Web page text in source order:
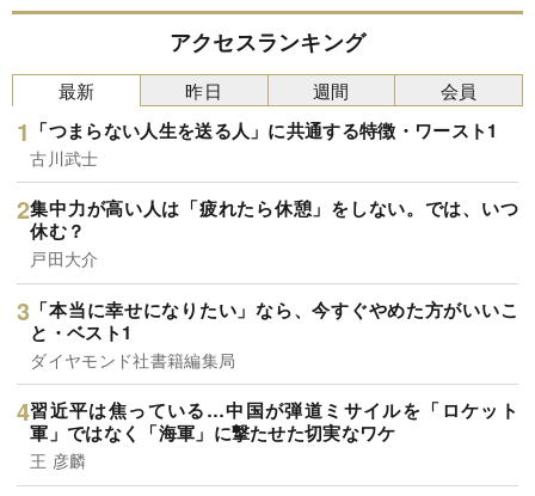
アクセスランキング
最新
「つまらない人生を送る人」に共通する特徴・ワースト1
古川武士
集中力が高い人は「疲れたら休憩」をしない。では、いつ
休む？
戸田大介
「本当に幸せになりたい」なら、今すぐやめた方がいいこ
と・ベスト1
ダイヤモンド社書籍編集局
習近平は焦っている…中国が弾道ミサイルを「ロケット
軍」ではなく「海軍」に撃たせた切実なワケ
王 彦麟
昨日 週間 会員